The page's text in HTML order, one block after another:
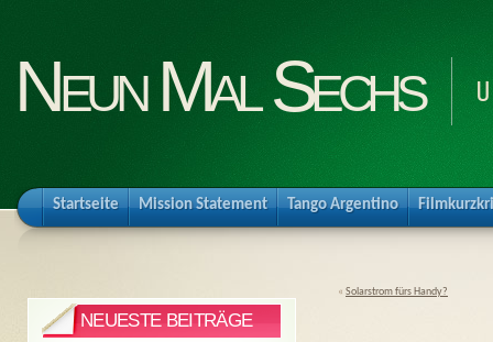
Neun Mal Sechs
Startseite Mission Statement Tango Argentino
« Solarstrom fürs Handy?
NEUESTE BEITRÄGE